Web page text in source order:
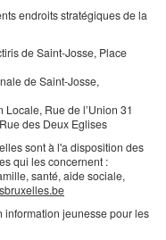
endroits stratégiques de la
de Saint-Josse, Place
de Saint-Josse,
Rue de l’Union 31
des Deux Eglises
sont à l'a disposition des
qui les concernent :
santé, aide sociale,
information jeunesse pour les